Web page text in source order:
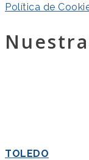
Política de
TOLEDO